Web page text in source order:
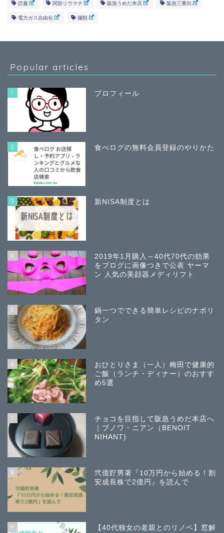
読書 関節リウマチ 阪急うめだ本店 阪急三番街
電力ガス自由化 麺類
Popular articles
1 プロフィール
2 食べログの無料会員登録のやりかた
3 新NISA制度とは
4
2019年1月購入～40代70代の効果
をブログに画像つきで公表 ヤーマ
ン 人気の美顔器メディリフト
5
鍋一つでできる簡単レシピのナポリ
タン
6
おひとりさま（一人）梅田で健康的
ご飯（ランチ・ディナー）のおすす
め5選
7
チョコを目指して阪急うめだ本店へ
｜ブノワ・ニアン（BENOIT
NIHANT)
8
弐億貯男著『10万円から始める！割
安成長株で2億円』を読んで
9
【40代独女の老親とのリノベ】窓解